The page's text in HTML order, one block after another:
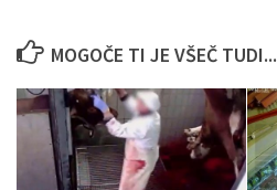
MOGOČE TI JE VŠEČ TUDI...